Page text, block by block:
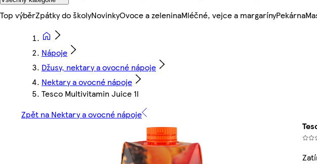
Top výběrZpátky do školyNovinkyOvoce a zeleninaMléčné, vejce a margarínyPekárna
Nápoje
Džusy, nektary a ovocné nápoje
Nektary a ovocné nápoje
Tesco Multivitamin Juice 1l
Zpět na Nektary a ovocné nápoje